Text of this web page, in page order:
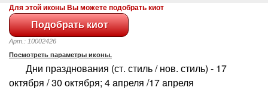
Для этой иконы Вы можете подобрать киот
Арт.: 10002426
Посмотреть параметры иконы.
Дни празднования (ст. стиль / нов. стиль) - 17
октября / 30 октября; 4 aпреля /17 aпреля